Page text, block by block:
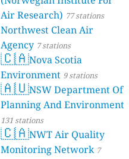
Air Research) 77 stations
Northwest Clean Air
Agency 7 stations
🇨🇦Nova Scotia
Environment 9 stations
🇦🇺NSW Department Of
Planning And Environment
131 stations
🇨🇦NWT Air Quality
Monitoring Network 7